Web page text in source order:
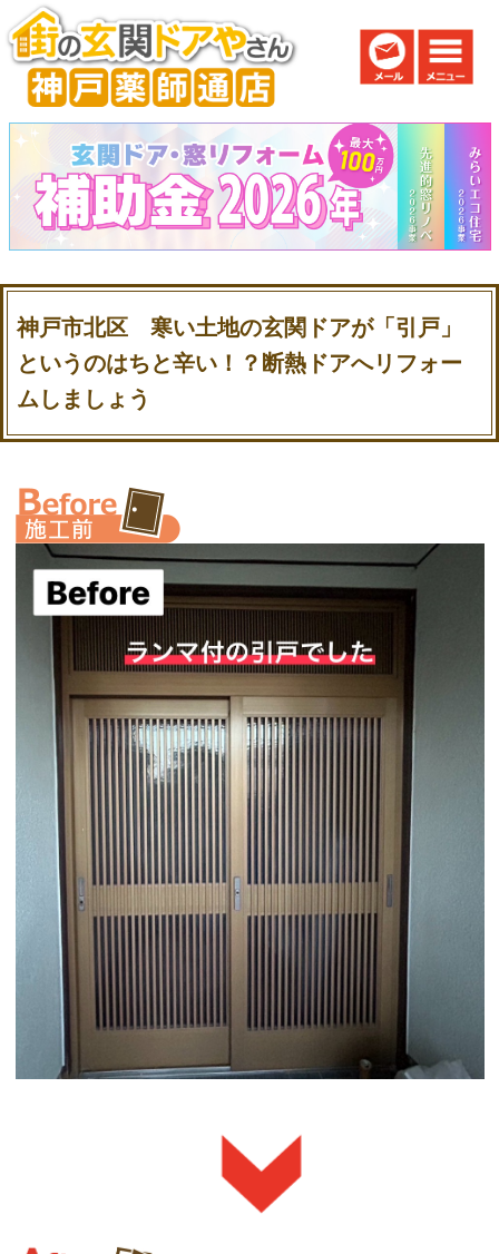
神戸市北区 寒い土地の玄関ドアが「引戸」
というのはちと辛い！？断熱ドアへリフォー
ムしましょう